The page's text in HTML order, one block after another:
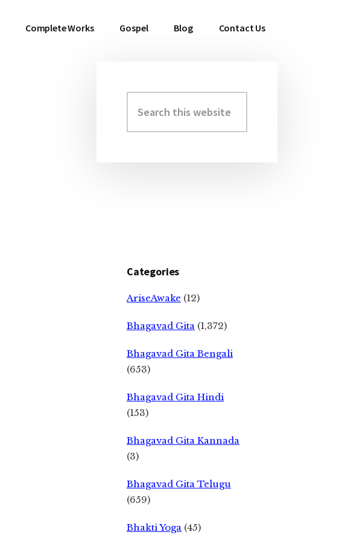
Complete Works Gospel Blog Contact Us
Primary
Sidebar
this
website
Categories
AriseAwake (12)
Bhagavad Gita (1,372)
Bhagavad Gita Bengali
(653)
Bhagavad Gita Hindi
(153)
Bhagavad Gita Kannada
(3)
Bhagavad Gita Telugu
(659)
Bhakti Yoga (45)